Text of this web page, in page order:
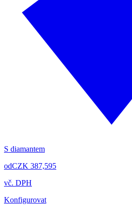
S diamantem
odCZK 387,595
vč. DPH
Konfigurovat